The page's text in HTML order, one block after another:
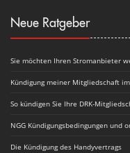
Neue Ratgeber
Sie möchten Ihren Stromanbieter
Kündigung meiner Mitgliedschaft
So kündigen Sie Ihre DRK-
NGG Kündigungsbedingungen und
Die Kündigung des Handyvertrags